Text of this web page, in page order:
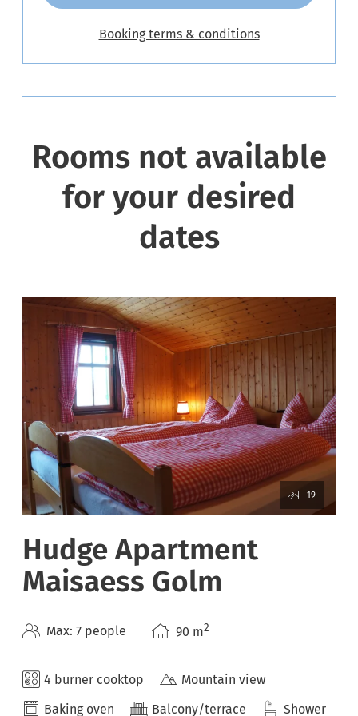
Booking terms & conditions
Rooms not available
for your desired
dates
19
Hudge Apartment
Maisaess Golm
Max: 7 people 90 m2
4 burner cooktop
Mountain view
Baking oven
Balcony/terrace Shower